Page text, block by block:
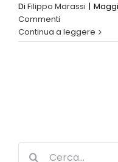
Di Filippo Marassi |
Commenti
Continua a leggere
Cerca